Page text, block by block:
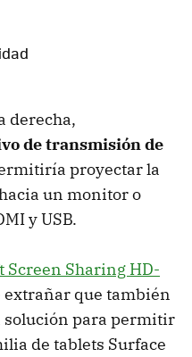
derecha,
de transmisión de
proyectar la
un monitor o
y USB.
Screen Sharing HD-
extrañar que también
solución para permitir
de tablets Surface